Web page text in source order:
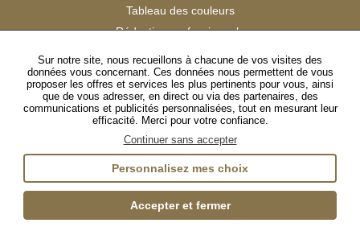
Tableau des couleurs
Réduction professionnels
Satisfaction Clients
SUIVEZ-NOUS
InstagramTikTokFacebookYouTubeLinkedIn
Sur notre site, nous recueillons à chacune de vos visites des
données vous concernant. Ces données nous permettent de vous
proposer les offres et services les plus pertinents pour vous, ainsi
que de vous adresser, en direct ou via des partenaires, des
communications et publicités personnalisées, tout en mesurant leur
efficacité. Merci pour votre confiance.
Continuer sans accepter
Personnalisez mes choix
Accepter et fermer